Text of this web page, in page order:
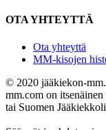
OTA YHTEYTTÄ
Ota yhteyttä
MM-kisojen
© 2020 jääkiekon-
mm.com on
tai Suomen